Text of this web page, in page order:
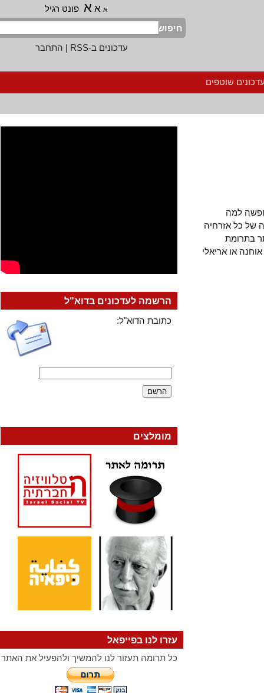
א א פונט רגיל
חיפוש
עדכונים ב-RSS
|התחבר
שוטפים
למה
כל אזרחיה
או אריאלי
הרשמה לעדכונים בדוא"ל
כתובת הדוא"ל:
מומלצים
עזרו לנו בפייפאל
כל תרומה תעזור לנו להמשיך ולהפעיל את האתר